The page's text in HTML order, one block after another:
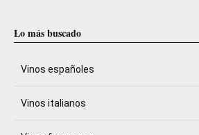
Lo más buscado
Vinos españoles
Vinos italianos